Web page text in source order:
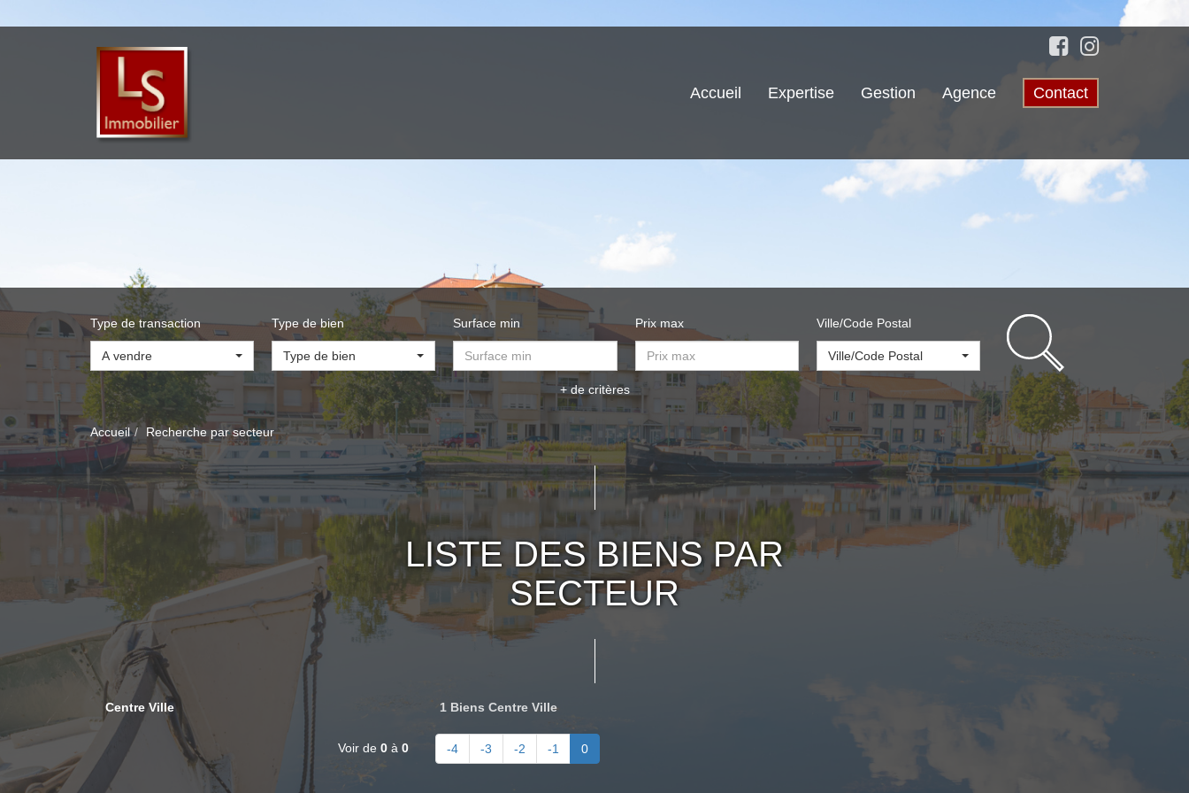
Accueil Expertise Gestion Agence Contact
Type de transaction
A vendre
Type de bien
Type de bien
Surface min Prix max Ville/Code Postal
Ville/Code Postal
+ de critères
Accueil Recherche par secteur
LISTE DES BIENS PAR
SECTEUR
Centre Ville 1 Biens Centre Ville
Voir de 0 à 0 -4 -3 -2 -1 0